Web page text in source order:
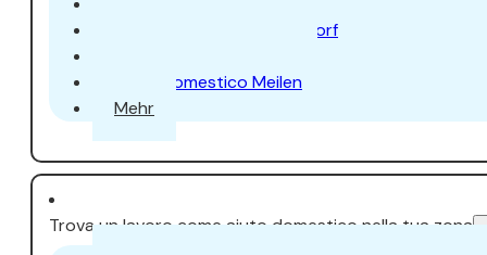
Aiuto domestico Dübendorf
Aiuto domestico Meilen
Mehr
Trova un lavoro come aiuto domestico nella tua zona